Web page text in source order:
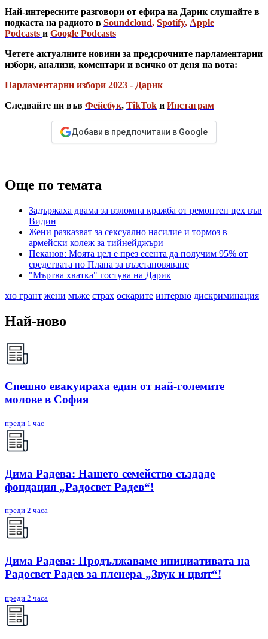
Най-интересните разговори от ефира на Дарик слушайте в
подкаста на радиото в Soundcloud, Spotify, Apple
Podcasts и Google Podcasts
Четете актуалните новини за предсрочните парламентарни
избори, анализи, коментари и всичко от деня на вота:
Парламентарни избори 2023 - Дарик
Следвайте ни във Фейсбук, TikTok и Инстаграм
Добави в предпочитани в Google
Още по темата
Задържаха двама за взломна кражба от ремонтен цех във
Видин
Жени разказват за сексуално насилие и тормоз в
армейски колеж за тийнейджъри
Пеканов: Моята цел е през есента да получим 95% от
средствата по Плана за възстановяване
"Мъртва хватка" гостува на Дарик
хю грант жени мъже страх оскарите интервю дискриминация
Най-ново
Спешно евакуираха един от най-големите
молове в София
преди 1 час
Дима Радева: Нашето семейство създаде
фондация „Радосвет Радев“!
преди 2 часа
Дима Радева: Продължаваме инициативата на
Радосвет Радев за пленера „Звук и цвят“!
преди 2 часа